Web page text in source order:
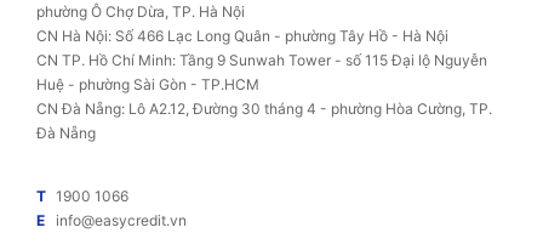
phường Ô Chợ Dừa, TP. Hà Nội
CN Hà Nội: Số 466 Lạc Long Quân - phường Tây Hồ - Hà Nội
CN TP. Hồ Chí Minh: Tầng 9 Sunwah Tower - số 115 Đại lộ Nguyễn
Huệ - phường Sài Gòn - TP.HCM
CN Đà Nẵng: Lô A2.12, Đường 30 tháng 4 - phường Hòa Cường, TP.
Đà Nẵng
T 1900 1066
E info@easycredit.vn